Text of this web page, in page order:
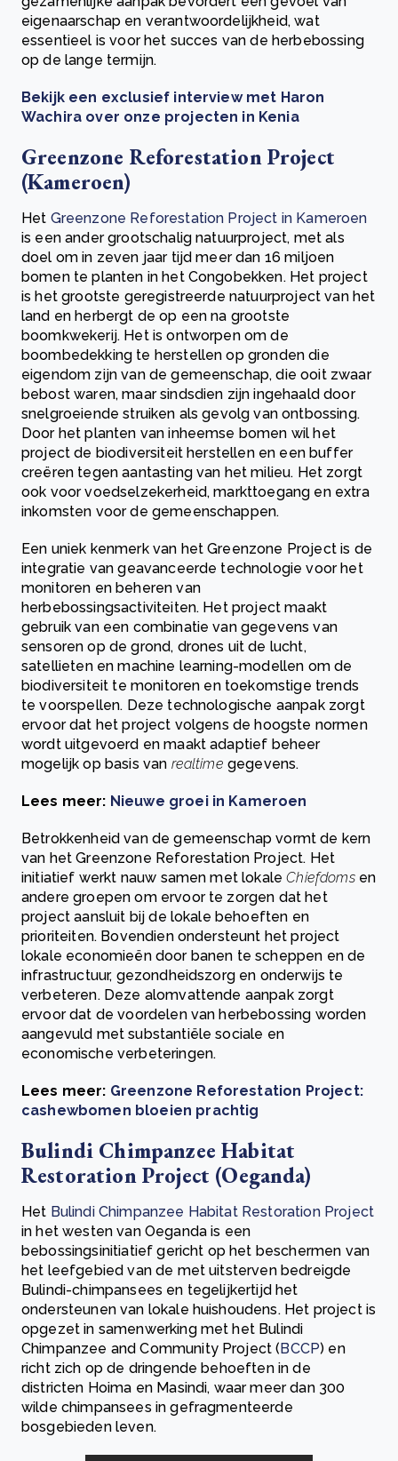
eigenaarschap en verantwoordelijkheid, wat
essentieel is voor het succes van de herbebossing
op de lange termijn.
Bekijk een exclusief interview met Haron
Wachira over onze projecten in Kenia
Greenzone Reforestation Project
(Kameroen)
Het Greenzone Reforestation Project in Kameroen
is een ander grootschalig natuurproject, met als
doel om in zeven jaar tijd meer dan 16 miljoen
bomen te planten in het Congobekken. Het project
is het grootste geregistreerde natuurproject van het
land en herbergt de op een na grootste
boomkwekerij. Het is ontworpen om de
boombedekking te herstellen op gronden die
eigendom zijn van de gemeenschap, die ooit zwaar
bebost waren, maar sindsdien zijn ingehaald door
snelgroeiende struiken als gevolg van ontbossing.
Door het planten van inheemse bomen wil het
project de biodiversiteit herstellen en een buffer
creëren tegen aantasting van het milieu. Het zorgt
ook voor voedselzekerheid, markttoegang en extra
inkomsten voor de gemeenschappen.
Een uniek kenmerk van het Greenzone Project is de
integratie van geavanceerde technologie voor het
monitoren en beheren van
herbebossingsactiviteiten. Het project maakt
gebruik van een combinatie van gegevens van
sensoren op de grond, drones uit de lucht,
satellieten en machine learning-modellen om de
biodiversiteit te monitoren en toekomstige trends
te voorspellen. Deze technologische aanpak zorgt
ervoor dat het project volgens de hoogste normen
wordt uitgevoerd en maakt adaptief beheer
mogelijk op basis van realtime gegevens.
Lees meer: Nieuwe groei in Kameroen
Betrokkenheid van de gemeenschap vormt de kern
van het Greenzone Reforestation Project. Het
initiatief werkt nauw samen met lokaleChiefdomsen
andere groepen om ervoor te zorgen dat het
project aansluit bij de lokale behoeften en
prioriteiten. Bovendien ondersteunt het project
lokale economieën door banen te scheppen en de
infrastructuur, gezondheidszorg en onderwijs te
verbeteren. Deze alomvattende aanpak zorgt
ervoor dat de voordelen van herbebossing worden
aangevuld met substantiële sociale en
economische verbeteringen.
Lees meer: Greenzone Reforestation Project:
cashewbomen bloeien prachtig
Bulindi Chimpanzee Habitat
Restoration Project (Oeganda)
Het Bulindi Chimpanzee Habitat Restoration Project
in het westen van Oeganda is een
bebossingsinitiatief gericht op het beschermen van
het leefgebied van de met uitsterven bedreigde
Bulindi-chimpansees en tegelijkertijd het
ondersteunen van lokale huishoudens. Het project is
opgezet in samenwerking met het Bulindi
Chimpanzee and Community Project (BCCP) en
richt zich op de dringende behoeften in de
districten Hoima en Masindi, waar meer dan 300
wilde chimpansees in gefragmenteerde
bosgebieden leven.